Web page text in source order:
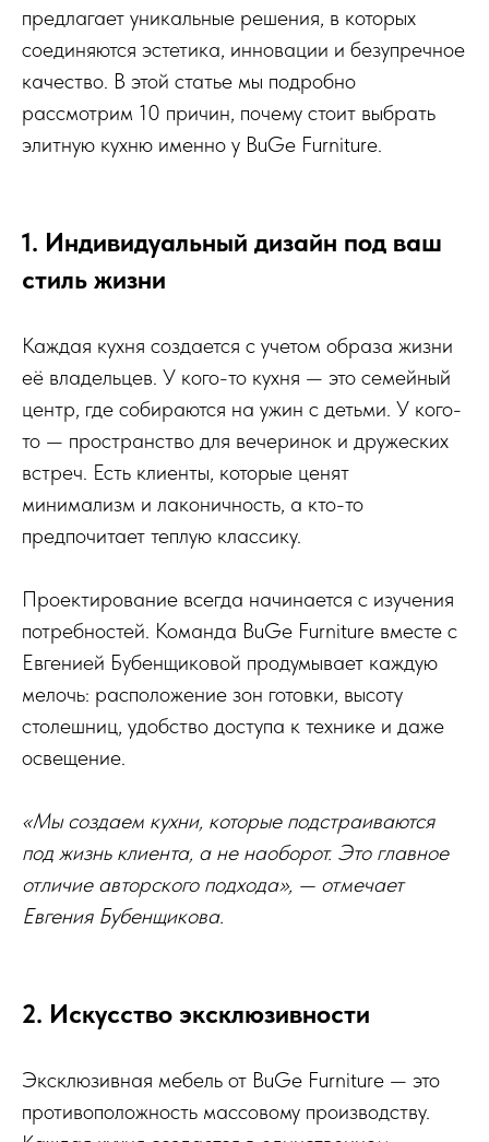
предлагает уникальные решения, в которых
соединяются эстетика, инновации и безупречное
качество. В этой статье мы подробно
рассмотрим 10 причин, почему стоит выбрать
элитную кухню именно у BuGe Furniture.
1. Индивидуальный дизайн под ваш
стиль жизни
Каждая кухня создается с учетом образа жизни
её владельцев. У кого-то кухня — это семейный
центр, где собираются на ужин с детьми. У кого-
то — пространство для вечеринок и дружеских
встреч. Есть клиенты, которые ценят
минимализм и лаконичность, а кто-то
предпочитает теплую классику.
Проектирование всегда начинается с изучения
потребностей. Команда BuGe Furniture вместе с
Евгенией Бубенщиковой продумывает каждую
мелочь: расположение зон готовки, высоту
столешниц, удобство доступа к технике и даже
освещение.
«Мы создаем кухни, которые подстраиваются
под жизнь клиента, а не наоборот. Это главное
отличие авторского подхода», — отмечает
Евгения Бубенщикова.
2. Искусство эксклюзивности
Эксклюзивная мебель от BuGe Furniture — это
противоположность массовому производству.